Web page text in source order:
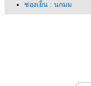
ช่องเย็น : นกมูม
ช่องเย็น : นกกินแมลง
ช่องเย็น : นกปรอดภูเ